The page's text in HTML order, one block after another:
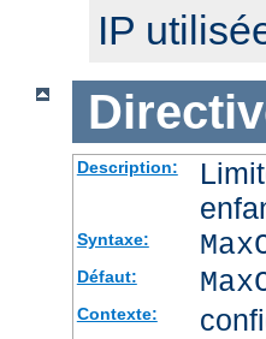
IP
Description:
Syntaxe:
Défaut:
Contexte: